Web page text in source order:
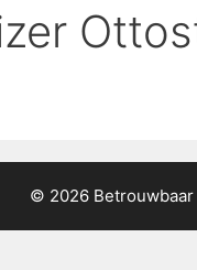
© 2026 Betrouwbaar